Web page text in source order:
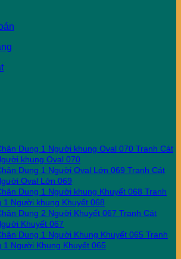
Tranh Cát
khung Oval 070
Tranh Cát
Oval Lớn 069
Tranh
1 Người khung Khuyết 068
Tranh Cát
Khuyết 067
Tranh
1 Người Khung Khuyết 065